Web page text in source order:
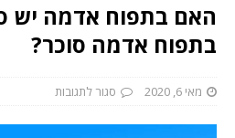
האם בתפוח אדמה יש
בתפוח אדמה סוכר?
מאי 6, 2020 סגור לתגובות